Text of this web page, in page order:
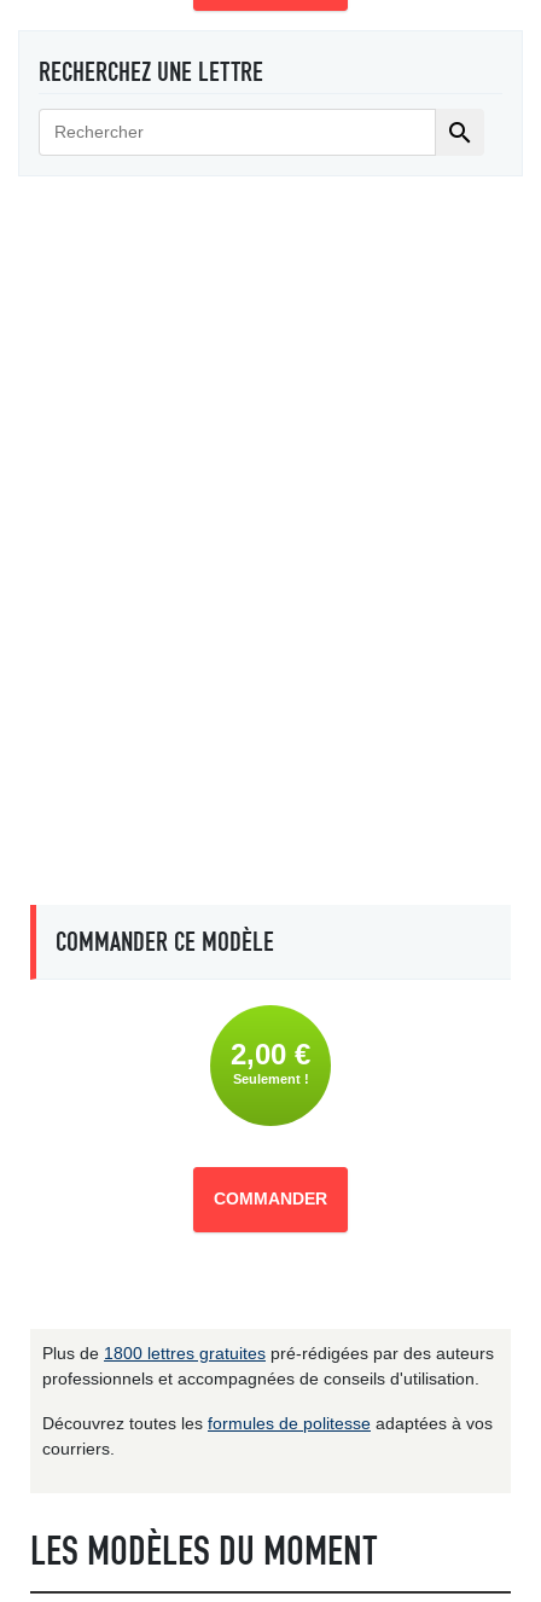
RECHERCHEZ UNE LETTRE

COMMANDER CE MODÈLE
2,00 €
Seulement !
COMMANDER
Plus de 1800 lettres gratuites pré-rédigées par des auteurs
professionnels et accompagnées de conseils d'utilisation.
Découvrez toutes les formules de politesse adaptées à vos
courriers.
LES MODÈLES DU MOMENT